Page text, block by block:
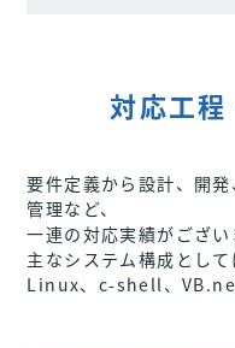
対応工
要件定義から設計、開
管理など、
一連の対応実績がござい
主なシステム構成として
Linux、c-shell、